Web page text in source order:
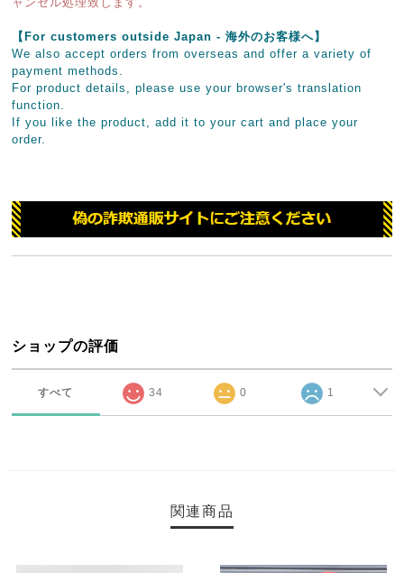
【For customers outside Japan - 海外のお客様へ】
We also accept orders from overseas and offer a variety of
payment methods.
For product details, please use your browser's translation
function.
If you like the product, add it to your cart and place your
order.
ショップの評価
すべて 34 0 1
関連商品